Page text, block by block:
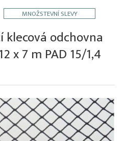
MNOŽSTEVNÍ SLEVY
klecová odchovna
x 7 m PAD 15/1,4